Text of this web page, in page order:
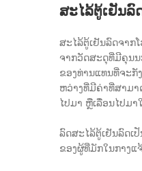
ສະໄລ້ຕູ້ເຢັນລົ
ສະໄລ້ຕູ້ເຢັນລົດຈາກ
ຈາກວັດສະດຸທີ່ມີຄຸນ
ຂອງທ່ານແທນທີ່ຈະ
ຫວ່າງທີ່ມີຄ່າທີ່ສາມາ
ໄປມາ ຫຼືເລື່ອນໄປມ
ລົດສະໄລ້ຕູ້ເຢັນລົດເ
ຂອງຜູ້ທີ່ມັກໃນກາງແ